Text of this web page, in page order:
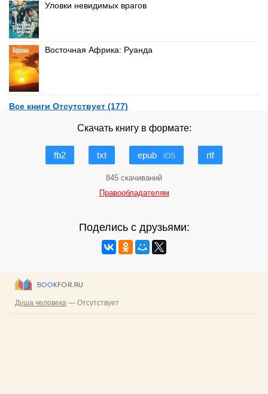
Уловки невидимых врагов
Восточная Африка: Руанда
Все книги Отсутствует (177)
Скачать книгу в формате:
fb2 txt epub iOS rtf
845 скачиваний
Правообладателям
Поделись с друзьями: